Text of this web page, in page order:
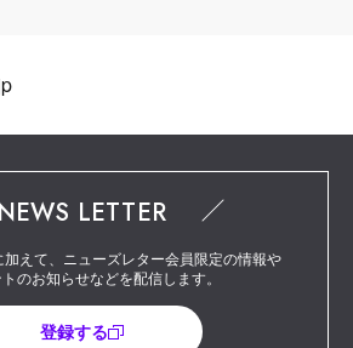
NEWS LETTER
えて、ニューズレター会員限定の情報や
のお知らせなどを配信します。
登録する